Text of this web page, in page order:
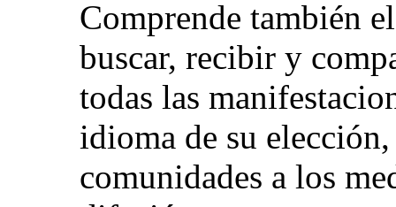
Comprende también
buscar, recibir y
todas las
idioma de su
comunidades a los